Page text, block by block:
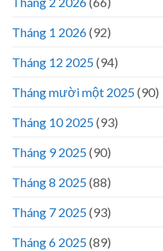
Tháng 1 2026(92)
Tháng 12 2025(94)
Tháng mười một 2025(90)
Tháng 10 2025(93)
Tháng 9 2025(90)
Tháng 8 2025(88)
Tháng 7 2025(93)
Tháng 6 2025(89)